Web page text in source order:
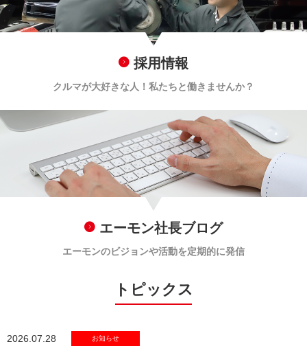
採用情報
クルマが大好きな人！私たちと働きませんか？
エーモン社長ブログ
エーモンのビジョンや活動を定期的に発信
トピックス
2026.07.28 お知らせ